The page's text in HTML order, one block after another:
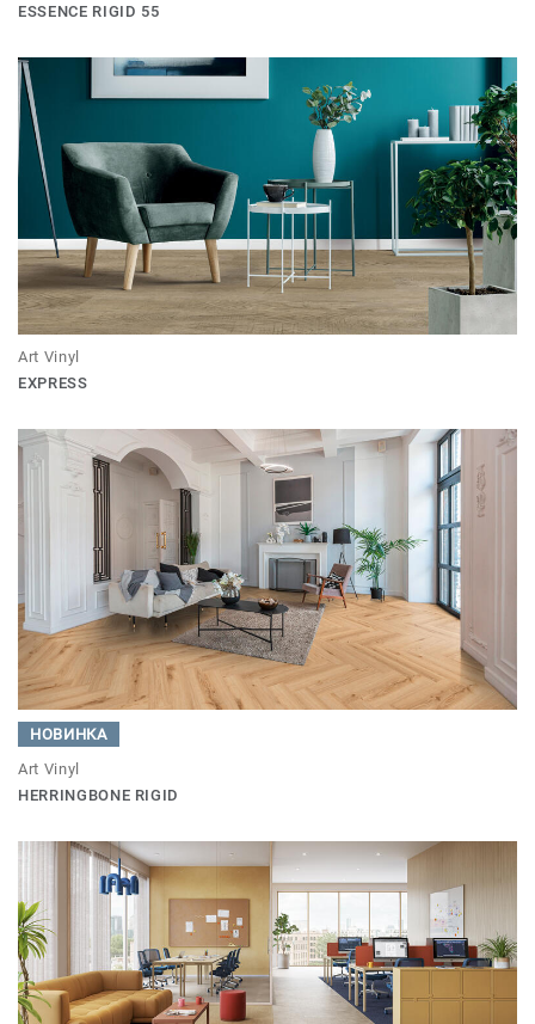
ESSENCE RIGID 55
Art Vinyl
EXPRESS
НОВИНКА
Art Vinyl
HERRINGBONE RIGID